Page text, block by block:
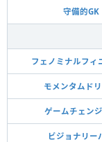
守備的GK
フェノミナルフィ
モメンタムド
ゲームチェン
ビジョナリー